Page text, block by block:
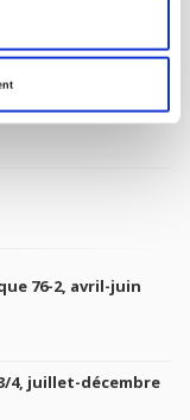
76-2, avril-juin
4, juillet-décembre